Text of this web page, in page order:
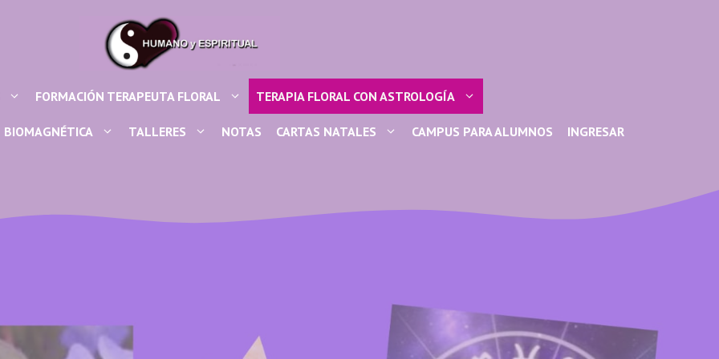
FORMACIÓN TERAPEUTA FLORAL TERAPIA FLORAL CON ASTROLOGÍA
BIOMAGNÉTICA TALLERES NOTAS CARTAS NATALES CAMPUS PARA ALUMNOS INGRESAR